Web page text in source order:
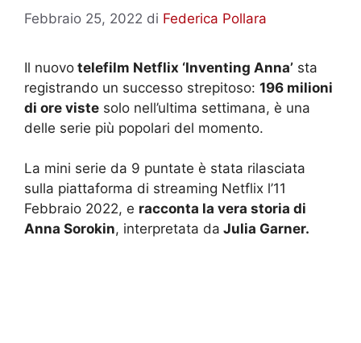
Febbraio 25, 2022 di Federica Pollara
Il nuovo telefilm Netflix ‘Inventing Anna’ sta
registrando un successo strepitoso: 196 milioni
di ore viste solo nell’ultima settimana, è una
delle serie più popolari del momento.
La mini serie da 9 puntate è stata rilasciata
sulla piattaforma di streaming Netflix l’11
Febbraio 2022, e racconta la vera storia di
Anna Sorokin, interpretata da Julia Garner.